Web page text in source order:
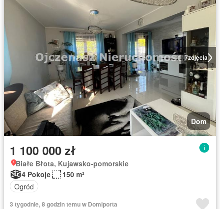
7zdjęcia
Dom
1 100 000 zł
Białe Błota, Kujawsko-pomorskie
4 Pokoje
150 m²
Ogród
3 tygodnie, 8 godzin temu w Domiporta